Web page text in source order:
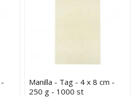
Manilla - Tag - 4 x 8 cm -
250 g - 1000 st